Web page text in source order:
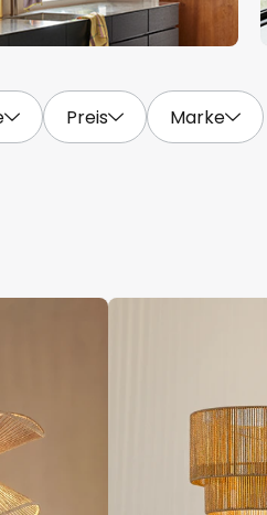
Preis Marke